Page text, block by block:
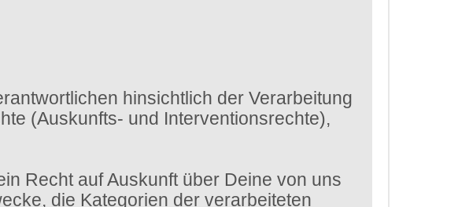
hinsichtlich der Verarbeitung
(Auskunfts- und Interventionsrechte),
Recht auf Auskunft über Deine von uns
die Kategorien der verarbeiteten